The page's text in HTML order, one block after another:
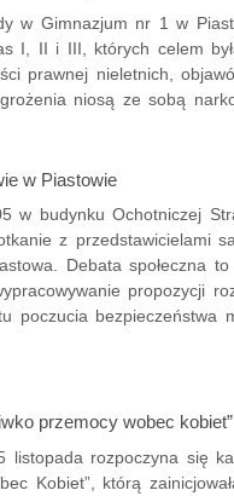
w Gimnazjum nr 1 w
I, II i III, których celem
prawnej nieletnich,
niosą ze sobą
w Piastowie
w budynku Ochotniczej
z przedstawicielami
Debata społeczna
propozycji
poczucia bezpieczeństwa
przemocy wobec kobiet”
listopada rozpoczyna się
Kobiet”, którą